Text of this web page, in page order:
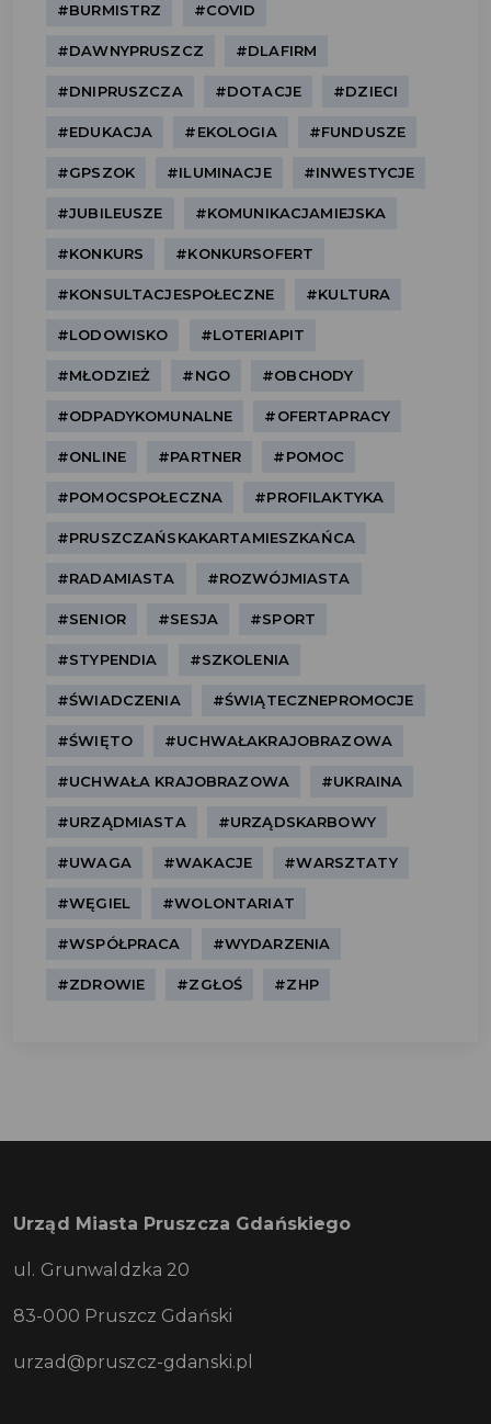
#BURMISTRZ #COVID
#DAWNYPRUSZCZ #DLAFIRM
#DNIPRUSZCZA #DOTACJE #DZIECI
#EDUKACJA #EKOLOGIA #FUNDUSZE
#GPSZOK #ILUMINACJE #INWESTYCJE
#JUBILEUSZE #KOMUNIKACJAMIEJSKA
#KONKURS #KONKURSOFERT
#KONSULTACJESPOŁECZNE #KULTURA
#LODOWISKO #LOTERIAPIT
#MŁODZIEŻ #NGO #OBCHODY
#ODPADYKOMUNALNE #OFERTAPRACY
#ONLINE #PARTNER #POMOC
#POMOCSPOŁECZNA #PROFILAKTYKA
#PRUSZCZAŃSKAKARTAMIESZKAŃCA
#RADAMIASTA #ROZWÓJMIASTA
#SENIOR #SESJA #SPORT
#STYPENDIA #SZKOLENIA
#ŚWIADCZENIA #ŚWIĄTECZNEPROMOCJE
#ŚWIĘTO #UCHWAŁAKRAJOBRAZOWA
#UCHWAŁA KRAJOBRAZOWA #UKRAINA
#URZĄDMIASTA #URZĄDSKARBOWY
#UWAGA #WAKACJE #WARSZTATY
#WĘGIEL #WOLONTARIAT
#WSPÓŁPRACA #WYDARZENIA
#ZDROWIE #ZGŁOŚ #ZHP
Urząd Miasta Pruszcza Gdańskiego
ul. Grunwaldzka 20
83-000 Pruszcz Gdański
urzad@pruszcz-gdanski.pl